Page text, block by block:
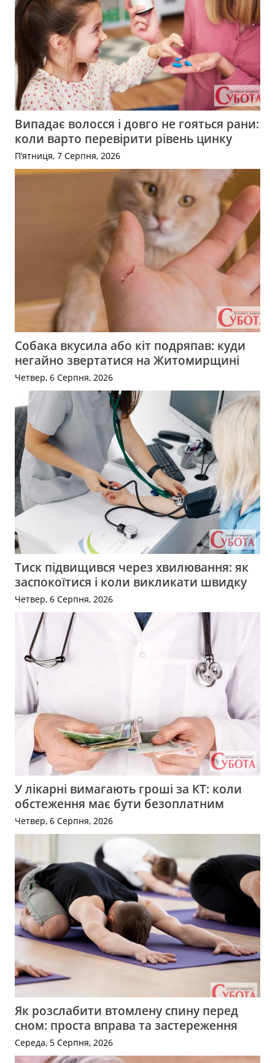
Випадає волосся і довго не гояться рани:
коли варто перевірити рівень цинку
П’ятниця, 7 Серпня, 2026
Собака вкусила або кіт подряпав: куди
негайно звертатися на Житомирщині
Четвер, 6 Серпня, 2026
Тиск підвищився через хвилювання: як
заспокоїтися і коли викликати швидку
Четвер, 6 Серпня, 2026
У лікарні вимагають гроші за КТ: коли
обстеження має бути безоплатним
Четвер, 6 Серпня, 2026
Як розслабити втомлену спину перед
сном: проста вправа та застереження
Середа, 5 Серпня, 2026